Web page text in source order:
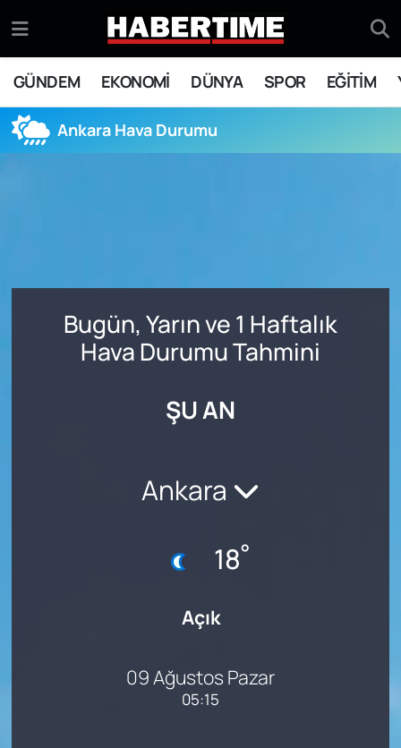
GÜNDEM EKONOMİ DÜNYA SPOR EĞİTİM
Ankara Hava Durumu
Bugün, Yarın ve 1 Haftalık
Hava Durumu Tahmini
ŞU AN
Ankara
18°
Açık
09 Ağustos Pazar
05:15
EKONOMİ
DÜNYA
SİYASET
Eskişehir Nöbetçi Eczaneler
Eskişehir Hava Durumu
Eskişehir Namaz Vakitleri
Son Dakika Haberleri